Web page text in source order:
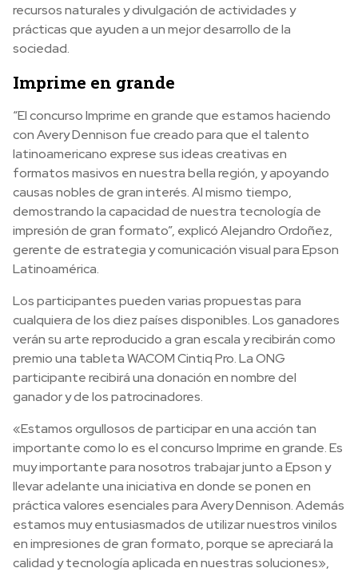
recursos naturales y divulgación de actividades y
prácticas que ayuden a un mejor desarrollo de la
sociedad.
Imprime en grande
“El concurso Imprime en grande que estamos haciendo
con Avery Dennison fue creado para que el talento
latinoamericano exprese sus ideas creativas en
formatos masivos en nuestra bella región, y apoyando
causas nobles de gran interés. Al mismo tiempo,
demostrando la capacidad de nuestra tecnología de
impresión de gran formato”, explicó Alejandro Ordoñez,
gerente de estrategia y comunicación visual para Epson
Latinoamérica.
Los participantes pueden varias propuestas para
cualquiera de los diez países disponibles. Los ganadores
verán su arte reproducido a gran escala y recibirán como
premio una tableta WACOM Cintiq Pro. La ONG
participante recibirá una donación en nombre del
ganador y de los patrocinadores.
«Estamos orgullosos de participar en una acción tan
importante como lo es el concurso Imprime en grande. Es
muy importante para nosotros trabajar junto a Epson y
llevar adelante una iniciativa en donde se ponen en
práctica valores esenciales para Avery Dennison. Además
estamos muy entusiasmados de utilizar nuestros vinilos
en impresiones de gran formato, porque se apreciará la
calidad y tecnología aplicada en nuestras soluciones»,